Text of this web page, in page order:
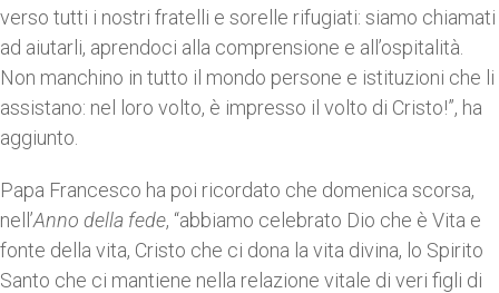
verso tutti i nostri fratelli e sorelle rifugiati: siamo chiamati
ad aiutarli, aprendoci alla comprensione e all’ospitalità.
Non manchino in tutto il mondo persone e istituzioni che li
assistano: nel loro volto, è impresso il volto di Cristo!”, ha
aggiunto.
Papa Francesco ha poi ricordato che domenica scorsa,
nell’Anno della fede, “abbiamo celebrato Dio che è Vita e
fonte della vita, Cristo che ci dona la vita divina, lo Spirito
Santo che ci mantiene nella relazione vitale di veri figli di